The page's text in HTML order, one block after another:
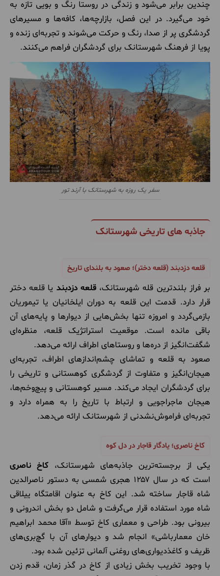
چندین برابر می‌شود و زندگی در روستا رنگ و بویی تازه به
خود می‌گیرد. در این فصل، بازارچه‌ها، کافه‌ها و مسیرهای
گردشگری پر از صدا، رنگ و حرکت می‌شوند و تجربه‌ای زنده و
پویا از فرهنگ شهرستانک برای گردشگران فراهم می‌کنند.
سفر یک روزه به شهرستانک با آرند تور
جاذبه های تاریخی شهرستانک
قلعه دزدبند (قلعه دختر)؛ صعود به بلندای تاریخ
بر فراز بلندترین قله شهرستانک،قلعه دزدبند یا قلعه دختر
قرار دارد. قدمت این قلعه به دوران ایلخانیان یا تیموریان
بازمی‌گردد و امروزه تنها بخش‌هایی از دیوارها و پایه‌های آن
باقی مانده است. موقعیت استراتژیک قلعه، منظره‌ای
شگفت‌انگیز از دره‌ها و روستاهای اطراف ارائه می‌دهد.
صعود به قلعه و تماشای چشم‌اندازهای اطراف، تجربه‌ای
هیجان‌انگیز و متفاوت از گردشگری کوهستانی و تاریخی را
برای گردشگران ایجاد می‌کند. مسیر کوهستانی و پیچ‌وخم‌ها،
هیجان ماجراجویی و ارتباط با تاریخ را به همراه دارد و
تجربه‌ای فراموش‌نشدنی از شهرستانک ارائه می‌دهد.
کاخ ناصری؛ یادگار قاجار در دل کوه
یکی از برجسته‌ترین جاذبه‌های شهرستانک، کاخ ناصری
است که در سال ۱۲۵۷ هجری شمسی به دستور ناصرالدین
شاه قاجار ساخته شد. این کاخ به عنوان اقامتگاه ییلاقی
شاه مورد استفاده قرار می‌گرفت و شامل دو بخش اندرونی و
بیرونی بود. طراحی و معماری کاخ توسط «آقا محمد ابراهیم
خان معمارباشی» انجام شد و دیوارهای آن با گچ‌بری‌های
ظریف و کاغذدیواری‌های روغنی آلمانی تزئین شده بود.
با وجود تخریب بخش زیادی از کاخ در گذر زمان، قدم زدن